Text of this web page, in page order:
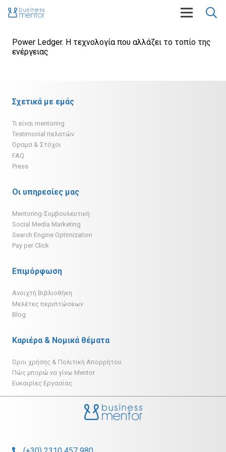
Power Ledger. Η τεχνολογία που αλλάζει το τοπίο της
ενέργειας
Σχετικά με εμάς
Τι είναι mentoring
Testimonial πελατών
Όραμα & Στόχοι
FAQ
Press
Οι υπηρεσίες μας
Mentoring-Συμβουλευτική
Social Media Marketing
Search Engine Optimization
Pay per Click
Επιμόρφωση
Ανοιχτή Βιβλιοθήκη
Μελέτες περιπτώσεων
Blog
Καριέρα & Νομικά θέματα
Όροι χρήσης & Πολιτική Απορρήτου
Πώς μπορώ να γίνω Mentor
Ευκαιρίες Εργασίας